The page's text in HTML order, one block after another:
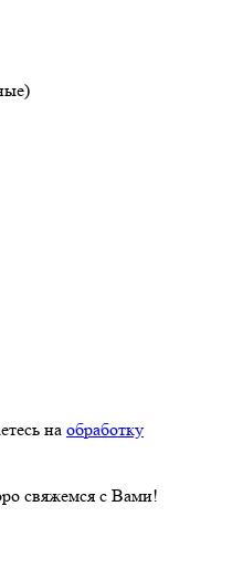
на обработку
свяжемся с Вами!